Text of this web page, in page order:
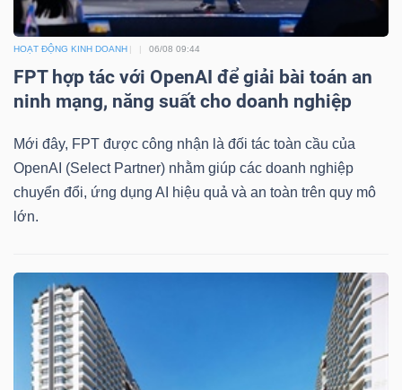
HOẠT ĐỘNG KINH DOANH 06/08 09:44
FPT hợp tác với OpenAI để giải bài toán an
ninh mạng, năng suất cho doanh nghiệp
Mới đây, FPT được công nhận là đối tác toàn cầu của
OpenAI (Select Partner) nhằm giúp các doanh nghiệp
chuyển đổi, ứng dụng AI hiệu quả và an toàn trên quy mô
lớn.